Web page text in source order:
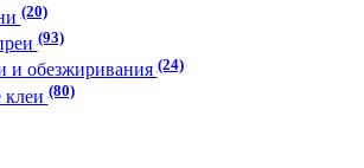
(20)
(93)
и обезжиривания(24)
клеи(80)